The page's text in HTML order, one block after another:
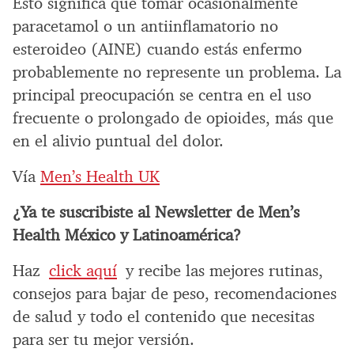
paracetamol o un antiinflamatorio no
esteroideo (AINE) cuando estás enfermo
probablemente no represente un problema. La
principal preocupación se centra en el uso
frecuente o prolongado de opioides, más que
en el alivio puntual del dolor.
Vía Men’s Health UK
¿Ya te suscribiste al Newsletter de Men’s
Health México y Latinoamérica?
Haz click aquí y recibe las mejores rutinas,
consejos para bajar de peso, recomendaciones
de salud y todo el contenido que necesitas
para ser tu mejor versión.